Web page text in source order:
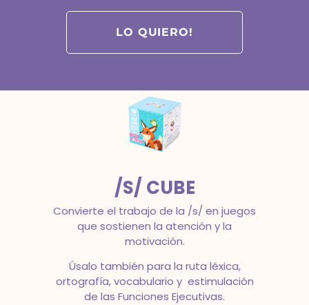
Intervención en dislexia
/S/ CUBE
Convierte el trabajo de la /s/ en juegos
que sostienen la atención y la
motivación.
Úsalo también para la ruta léxica,
ortografía, vocabulario y estimulación
de las Funciones Ejecutivas.
LO QUIERO!